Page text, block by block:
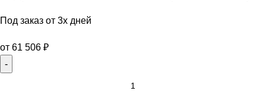
Под заказ от 3х дней
от 61 506 ₽